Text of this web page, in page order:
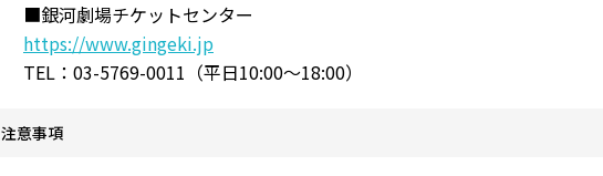
■銀河劇場チケットセンター
https://www.gingeki.jp
TEL：03-5769-0011（平日10:00～18:00）
注意事項